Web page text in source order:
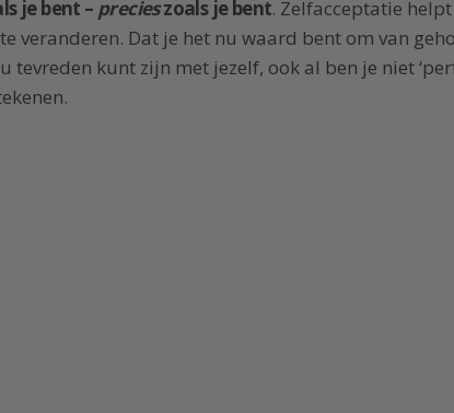
je bent – precieszoals je bent. Zelfacceptatie
veranderen. Dat je het nu waard bent om van
tevreden kunt zijn met jezelf, ook al ben je niet